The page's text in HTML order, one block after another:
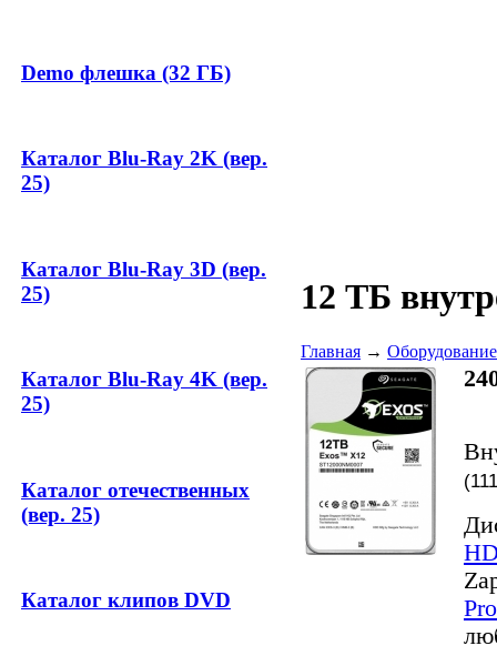
Demo флешка (32 ГБ)
Каталог Blu-Ray 2K (вер.
25)
Каталог Blu-Ray 3D (вер.
25)
Каталог Blu-Ray 4K (вер.
25)
Каталог отечественных
(вер. 25)
Каталог клипов DVD
12 ТБ
Главная → Оборудование
(